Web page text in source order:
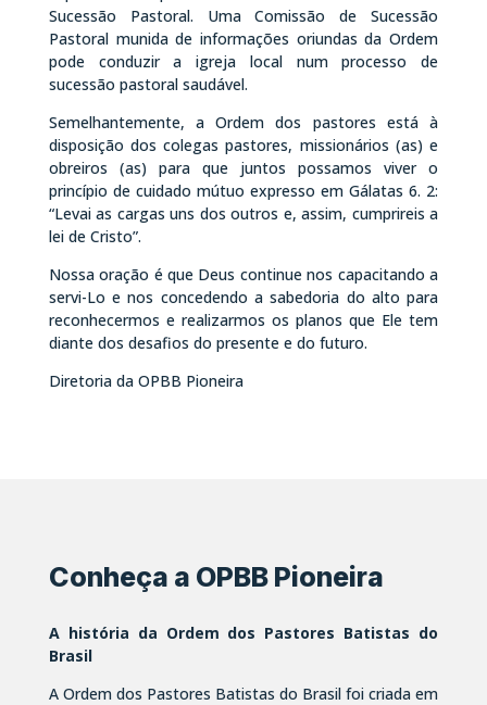
Sucessão Pastoral. Uma Comissão de Sucessão
Pastoral munida de informações oriundas da Ordem
pode conduzir a igreja local num processo de
sucessão pastoral saudável.
Semelhantemente, a Ordem dos pastores está à
disposição dos colegas pastores, missionários (as) e
obreiros (as) para que juntos possamos viver o
princípio de cuidado mútuo expresso em Gálatas 6. 2:
“Levai as cargas uns dos outros e, assim, cumprireis a
lei de Cristo”.
Nossa oração é que Deus continue nos capacitando a
servi-Lo e nos concedendo a sabedoria do alto para
reconhecermos e realizarmos os planos que Ele tem
diante dos desafios do presente e do futuro.
Diretoria da OPBB Pioneira
Conheça a OPBB Pioneira
A história da Ordem dos Pastores Batistas do
Brasil
A Ordem dos Pastores Batistas do Brasil foi criada em